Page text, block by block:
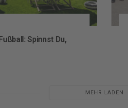
Spinnst Du,
MEHR LADEN